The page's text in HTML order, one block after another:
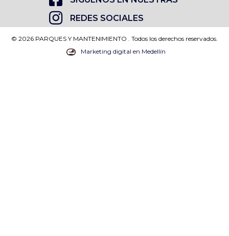
REDES SOCIALES
© 2026 PARQUES Y MANTENIMIENTO . Todos los derechos reservados.
Marketing digital en Medellín